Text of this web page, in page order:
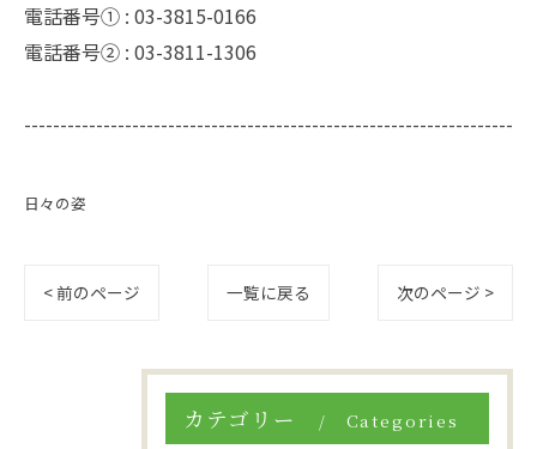
電話番号① : 03-3815-0166
電話番号② : 03-3811-1306
--------------------------------------------------------------------
日々の姿
< 前のページ 一覧に戻る 次のページ >
カテゴリー Categories